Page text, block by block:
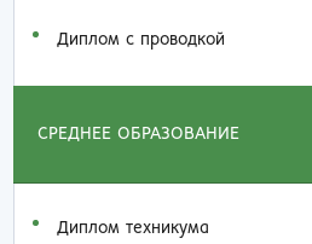
Диплом с проводкой
СРЕДНЕЕ ОБРАЗОВАНИЕ
Диплом техникума